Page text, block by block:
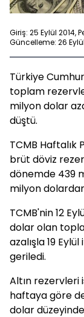
Giriş: 25 Eylül 2014,
Güncelleme: 26
Türkiye
toplam
milyon dolar
düştü.
TCMB
brüt döviz
dönemde 439
milyon
TCMB'nin 12
dolar olan
azalışla 19
geriledi.
Altın rezervleri
haftaya göre
dolar